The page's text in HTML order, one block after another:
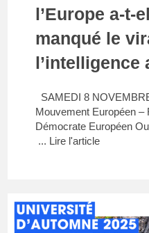
l’Europe a-t-
manqué le
l’intelligence
SAMEDI 8
Mouvement Européen –
Démocrate Européen
... Lire l'article